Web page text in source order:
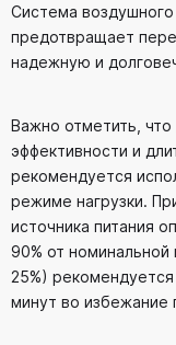
Система
предотвращает
надежную и
Важно отметить,
эффективности и
рекомендуется
режиме нагрузки.
источника питания
90% от
25%)
минут во избежание